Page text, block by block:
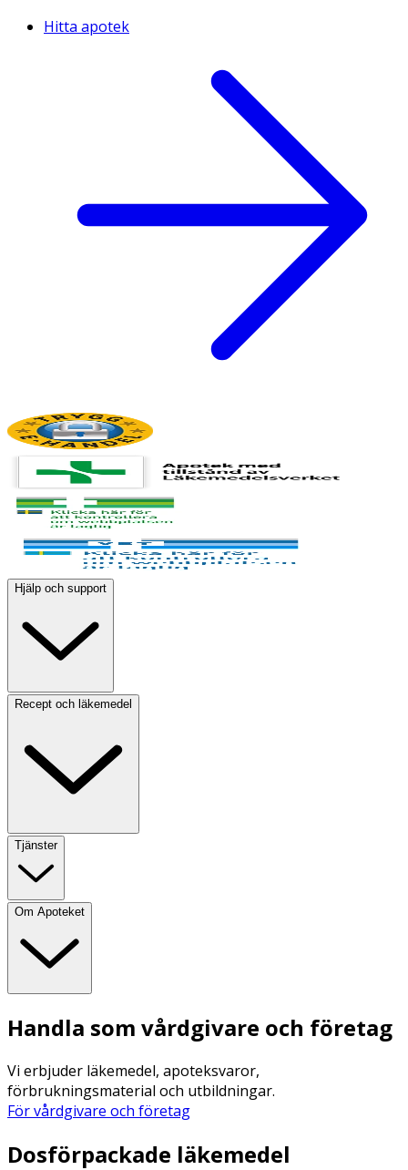
Hitta apotek
Hjälp och support
Recept och läkemedel
Tjänster
Om Apoteket
Handla som vårdgivare och företag
Vi erbjuder läkemedel, apoteksvaror,
förbrukningsmaterial och utbildningar.
För vårdgivare och företag
Dosförpackade läkemedel